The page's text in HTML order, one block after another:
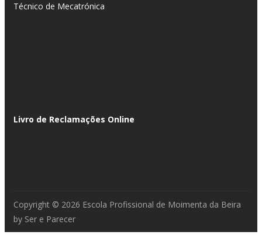
Técnico de Mecatrónica
Livro de Reclamações Online
Copyright © 2026 Escola Profissional de Moimenta da Beira
by Ser e Parecer